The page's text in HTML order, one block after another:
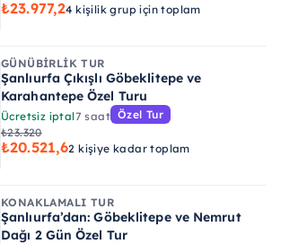
₺23.977,24 kişilik grup için toplam
GÜNÜBIRLIK TUR
Şanlıurfa Çıkışlı Göbeklitepe ve
Karahantepe Özel Turu
Ücretsiz iptal7 saat Özel Tur
₺23.320
₺20.521,62 kişiye kadar toplam
KONAKLAMALI TUR
Şanlıurfa’dan: Göbeklitepe ve Nemrut
Dağı 2 Gün Özel Tur